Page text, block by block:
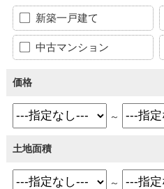
新築一戸建て
中古マンション
価格
～
土地面積
～